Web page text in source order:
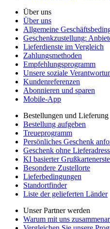
Über uns
Über uns
Allgemeine
Geschenkzustellung:
Lieferdienste im Vergleich
Zahlungsmethoden
Empfehlungsprogramm
Unsere soziale
Kundenreferenzen
Abonnieren und sparen
Mobile-App
Bestellungen und Lieferung
Bestellung aufgeben
Treueprogramm
Persönliches Geschenk
Geschenk ohne
KI basierter
Besondere Zustellorte
Lieferbedingungen
Standortfinder
Liste der gelieferten Länder
Unser Partner werden
Warum mit uns